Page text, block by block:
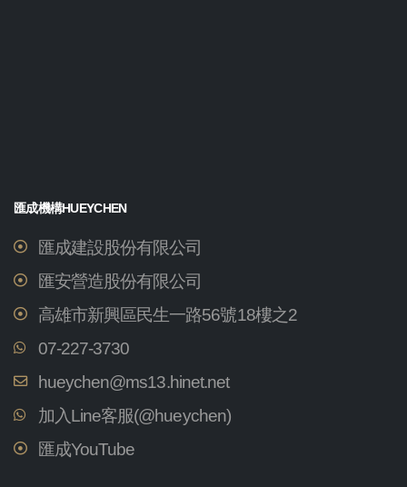
匯成機構HUEYCHEN
匯成建設股份有限公司
匯安營造股份有限公司
高雄市新興區民生一路56號18樓之2
07-227-3730
hueychen@ms13.hinet.net
加入Line客服(@hueychen)
匯成YouTube